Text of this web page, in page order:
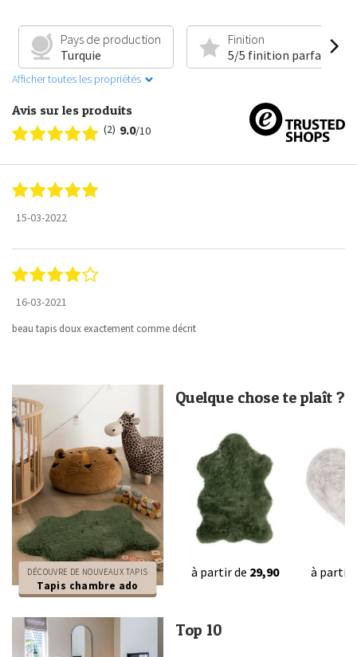
Pays de production
Turquie
Finition
5/5 finition parfaite
Afficher toutes les propriétés
Avis sur les produits
(2) 9.0/10
15-03-2022
16-03-2021
beau tapis doux exactement comme décrit
DÉCOUVRE DE NOUVEAUX TAPIS
Tapis chambre ado
Quelque chose te plaît ?
à partir de 29,90 à partir
Top 10